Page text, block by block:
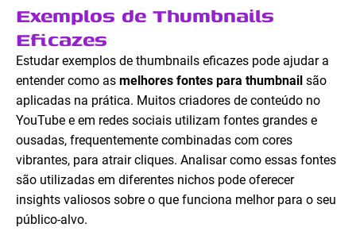
Exemplos de Thumbnails
Eficazes
Estudar exemplos de thumbnails eficazes pode ajudar a
entender como as melhores fontes para thumbnail são
aplicadas na prática. Muitos criadores de conteúdo no
YouTube e em redes sociais utilizam fontes grandes e
ousadas, frequentemente combinadas com cores
vibrantes, para atrair cliques. Analisar como essas fontes
são utilizadas em diferentes nichos pode oferecer
insights valiosos sobre o que funciona melhor para o seu
público-alvo.